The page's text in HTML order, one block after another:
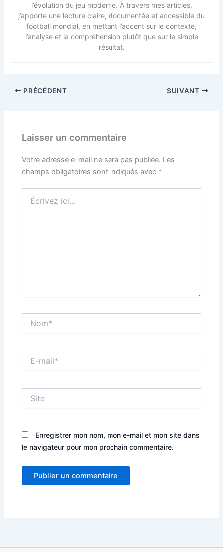
l’évolution du jeu moderne. À travers mes articles,
j’apporte une lecture claire, documentée et accessible du
football mondial, en mettant l’accent sur le contexte,
l’analyse et la compréhension plutôt que sur le simple
résultat.
PRÉCÉDENT SUIVANT
Laisser un commentaire
Votre adresse e-mail ne sera pas publiée. Les
champs obligatoires sont indiqués avec *
ici…
mail*
Enregistrer mon nom, mon e-mail et mon site dans
le navigateur pour mon prochain commentaire.